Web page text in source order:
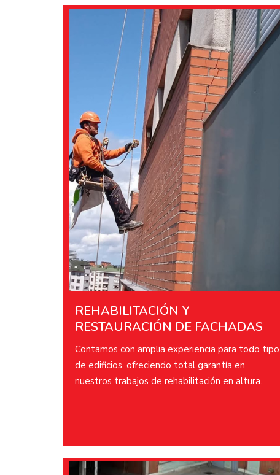
REHABILITACIÓN Y
RESTAURACIÓN DE FACHADAS​​
Contamos con amplia experiencia para todo tipo
de edificios, ofreciendo total garantía en
nuestros trabajos de rehabilitación en altura.​